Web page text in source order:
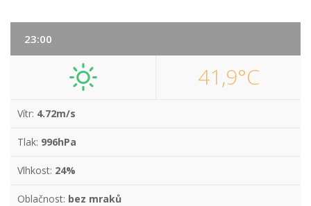
23:00
41,9°C
Vítr: 4.72m/s
Tlak: 996hPa
Vlhkost: 24%
Oblačnost: bez mraků